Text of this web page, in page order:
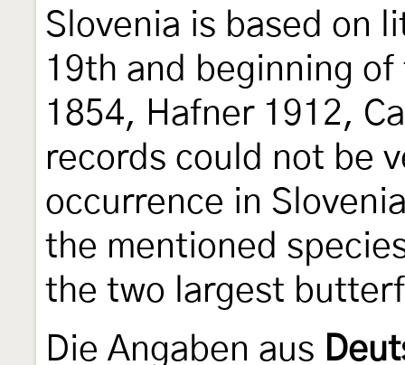
Slovenia is based on
19th and beginning
1854, Hafner 1912,
records could not be
occurrence in
the mentioned
the two largest
Die Angaben aus